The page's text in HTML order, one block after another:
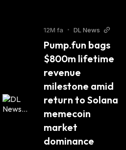
12M fa • DL News
Pump.fun bags
$800m lifetime
revenue
milestone amid
return to Solana
memecoin
market
dominance